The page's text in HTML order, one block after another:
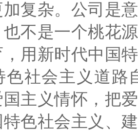
复杂。公司是
不是一个桃花
，用新时代中国
色社会主义道路
主义情怀，把
色社会主义、